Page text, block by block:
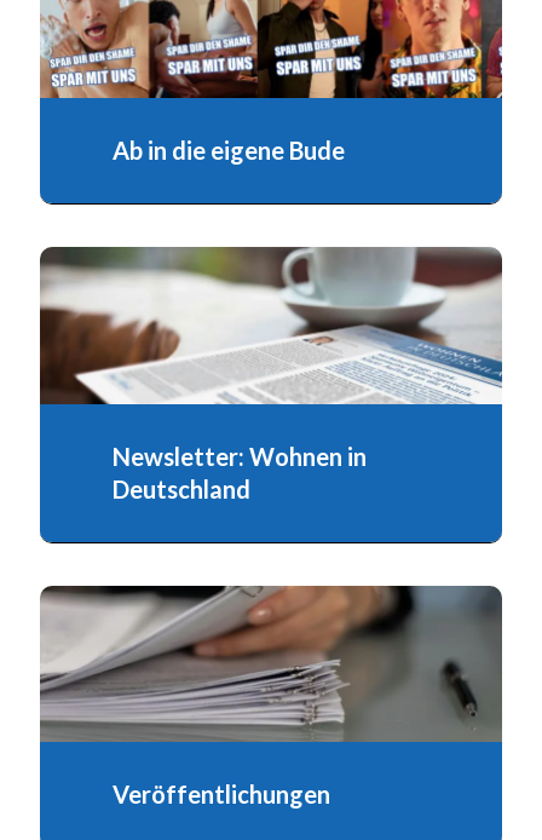
Mit Bausparen schneller raus aus der WG oder
Ab in die eigene Bude
„Wohnen in Deutschland“ ist eine gedruckte
Publikation des Verbandes, die in der Regel
Newsletter: Wohnen in
Deutschland
Veröffentlichungen